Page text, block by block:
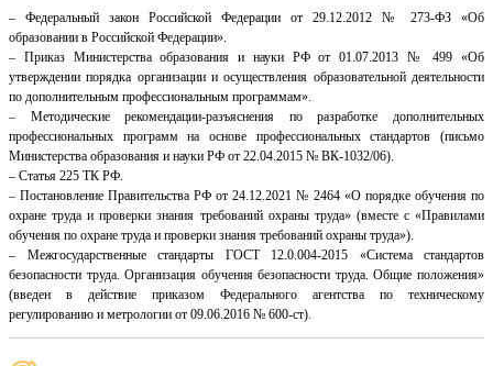
– Федеральный закон Российской Федерации от 29.12.2012 № 273-ФЗ «Об
образовании в Российской Федерации».
– Приказ Министерства образования и науки РФ от 01.07.2013 № 499 «Об
утверждении порядка организации и осуществления образовательной деятельности
по дополнительным профессиональным программам».
– Методические рекомендации-разъяснения по разработке дополнительных
профессиональных программ на основе профессиональных стандартов (письмо
Министерства образования и науки РФ от 22.04.2015 № ВК-1032/06).
– Статья 225 ТК РФ.
– Постановление Правительства РФ от 24.12.2021 № 2464 «О порядке обучения по
охране труда и проверки знания требований охраны труда» (вместе с «Правилами
обучения по охране труда и проверки знания требований охраны труда»).
– Межгосударственные стандарты ГОСТ 12.0.004-2015 «Система стандартов
безопасности труда. Организация обучения безопасности труда. Общие положения»
(введен в действие приказом Федерального агентства по техническому
регулированию и метрологии от 09.06.2016 № 600-ст).